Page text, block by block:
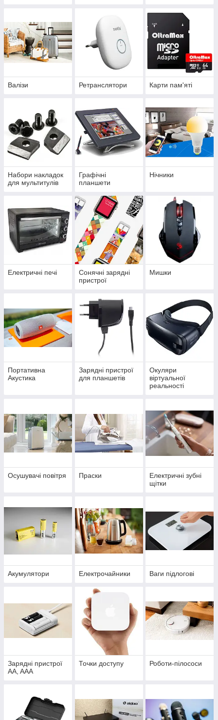
Валізи Ретранслятори Карти пам'яті
Набори накладок
для мультитулів
Графічні
планшети
Нічники
Електричні печі
Сонячні зарядні
пристрої
Мишки
Портативна
Акустика
Зарядні пристрої
для планшетів
Окуляри
віртуальної
реальності
Осушувачі повітря Праски
Електричні зубні
щітки
Акумулятори Електрочайники Ваги підлогові
Зарядні пристрої
AA, AAA
Точки доступу Роботи-пілососи